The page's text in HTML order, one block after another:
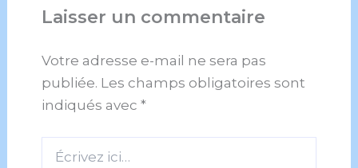
Laisser un commentaire
Votre adresse e-mail ne sera pas
publiée. Les champs obligatoires sont
indiqués avec *
ici…